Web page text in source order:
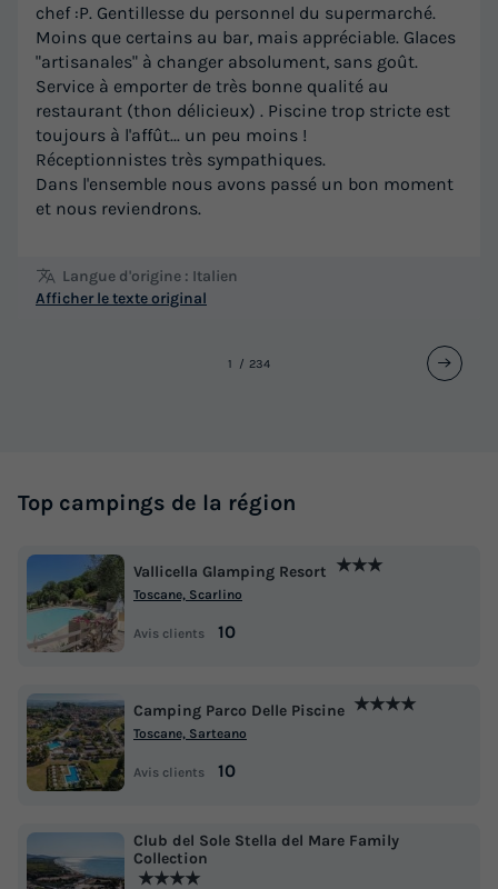
chef :P. Gentillesse du personnel du supermarché.
Moins que certains au bar, mais appréciable. Glaces
"artisanales" à changer absolument, sans goût.
Service à emporter de très bonne qualité au
restaurant (thon délicieux) . Piscine trop stricte est
toujours à l'affût... un peu moins !
Réceptionnistes très sympathiques.
Dans l'ensemble nous avons passé un bon moment
et nous reviendrons.
Langue d'origine : Italien
Afficher le texte original
1 234
Top campings de la région
Vallicella Glamping Resort ★★★
Toscane, Scarlino
Avis clients 10
Camping Parco Delle Piscine ★★★★
Toscane, Sarteano
Avis clients 10
Club del Sole Stella del Mare Family
Collection
★★★★